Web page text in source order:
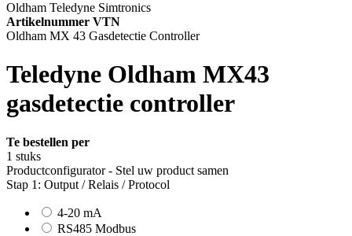
Oldham Teledyne Simtronics
Artikelnummer VTN
Oldham MX 43 Gasdetectie Controller
Teledyne Oldham MX43
gasdetectie controller
Te bestellen per
1 stuks
Productconfigurator - Stel uw product samen
Stap 1: Output / Relais / Protocol
4-20 mA
RS485 Modbus